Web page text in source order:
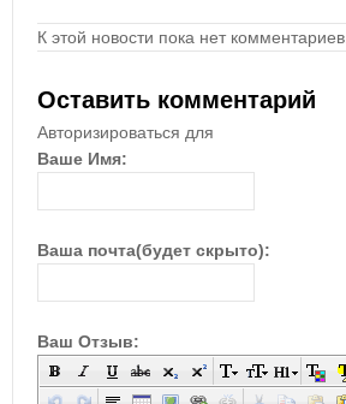
К этой новости пока нет комментариев.
Оставить комментарий
Авторизироваться для
Ваше Имя:
Ваша почта(будет скрыто):
Ваш Отзыв: